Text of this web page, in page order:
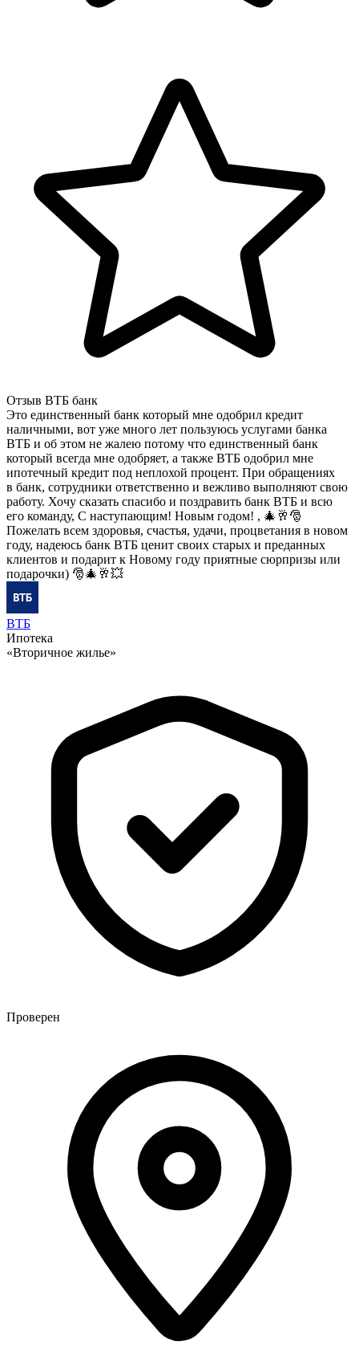
Отзыв ВТБ банк
Это единственный банк который мне одобрил кредит
наличными, вот уже много лет пользуюсь услугами банка
ВТБ и об этом не жалею потому что единственный банк
который всегда мне одобряет, а также ВТБ одобрил мне
ипотечный кредит под неплохой процент. При обращениях
в банк, сотрудники ответственно и вежливо выполняют свою
работу. Хочу сказать спасибо и поздравить банк ВТБ и всю
его команду, С наступающим! Новым годом! , 🎄🥂🎅
Пожелать всем здоровья, счастья, удачи, процветания в новом
году, надеюсь банк ВТБ ценит своих старых и преданных
клиентов и подарит к Новому году приятные сюрпризы или
подарочки) 🎅🎄🥂💥
ВТБ
Ипотека
«Вторичное жилье»
Проверен